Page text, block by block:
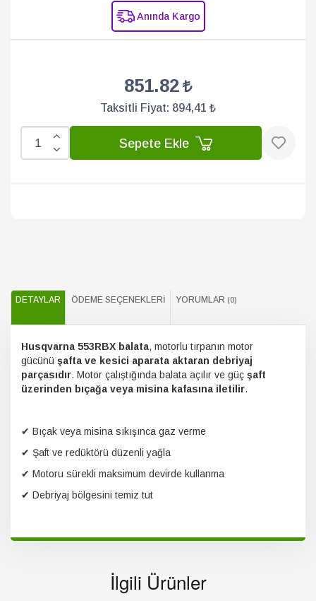
Anında Kargo
851.82
Taksitli Fiyat: 894,41 ₺
Sepete Ekle
DETAYLAR ÖDEME SEÇENEKLERI YORUMLAR (0)
Husqvarna 553RBX balata, motorlu tırpanın motor
gücünü şafta ve kesici aparata aktaran debriyaj
parçasıdır. Motor çalıştığında balata açılır ve güç şaft
üzerinden bıçağa veya misina kafasına iletilir.
✔ Bıçak veya misina sıkışınca gaz verme
✔ Şaft ve redüktörü düzenli yağla
✔ Motoru sürekli maksimum devirde kullanma
✔ Debriyaj bölgesini temiz tut
İlgili Ürünler